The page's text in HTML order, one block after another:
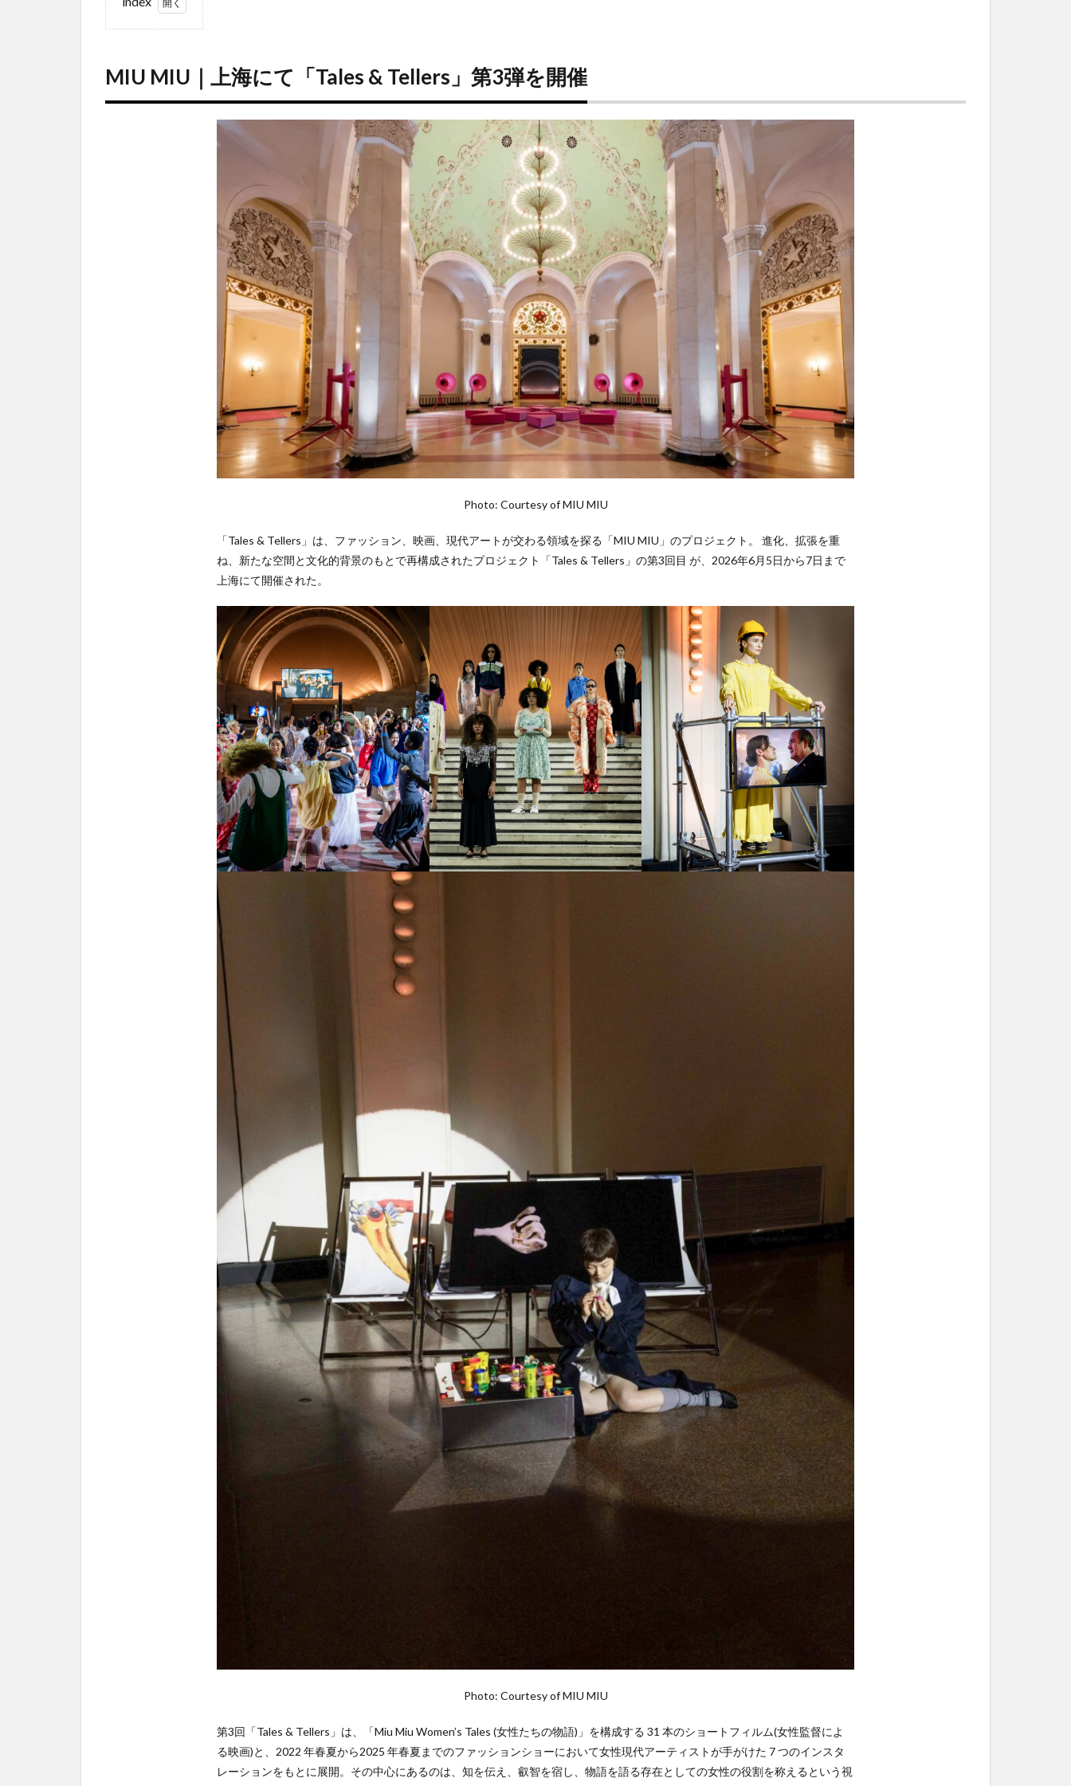
1
MIU
海にて
「Tales
&
MIU MIU｜上海にて「Tales & Tellers」第3弾を開催
Photo: Courtesy of MIU MIU
「Tales & Tellers」は、ファッション、映画、現代アートが交わる領域を探る「MIU MIU」のプロジェクト。 進化、拡張を重
ね、新たな空間と文化的背景のもとで再構成されたプロジェクト「Tales & Tellers」の第3回目 が、2026年6月5日から7日まで
上海にて開催された。
Photo: Courtesy of MIU MIU
第3回「Tales & Tellers」は、「Miu Miu Women’s Tales (女性たちの物語)」を構成する 31 本のショートフィルム(女性監督によ
る映画)と、2022 年春夏から2025 年春夏までのファッションショーにおいて女性現代アーティストが手がけた 7 つのインスタ
レーションをもとに展開。その中心にあるのは、知を伝え、叡智を宿し、物語を語る存在としての女性の役割を称えるという視